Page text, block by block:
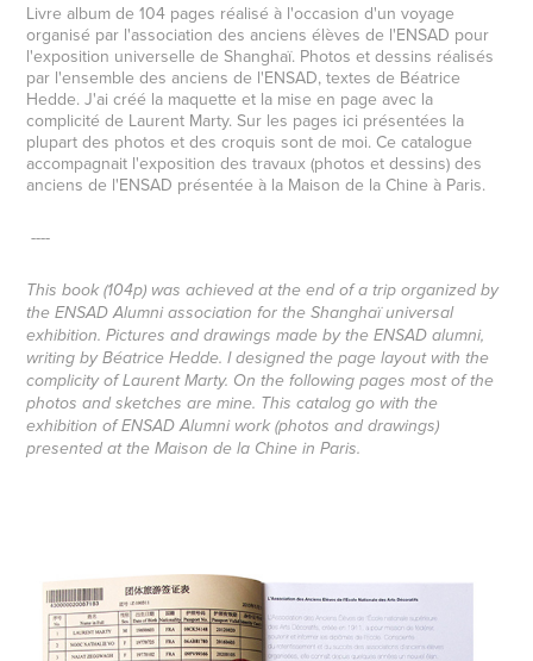
Livre album de 104 pages réalisé à l'occasion d'un voyage
organisé par l'association des anciens élèves de l'ENSAD pour
l'exposition universelle de Shanghaï. Photos et dessins réalisés
par l'ensemble des anciens de l'ENSAD, textes de Béatrice
Hedde. J'ai créé la maquette et la mise en page avec la
complicité de Laurent Marty. Sur les pages ici présentées la
plupart des photos et des croquis sont de moi. Ce catalogue
accompagnait l'exposition des travaux (photos et dessins) des
anciens de l'ENSAD présentée à la Maison de la Chine à Paris.
----
This book (104p) was achieved at the end of a trip organized by
the ENSAD Alumni association for the Shanghaï universal
exhibition. Pictures and drawings made by the ENSAD alumni,
writing by Béatrice Hedde. I designed the page layout with the
complicity of Laurent Marty. On the following pages most of the
photos and sketches are mine. This catalog go with the
exhibition of ENSAD Alumni work (photos and drawings)
presented at the Maison de la Chine in Paris.